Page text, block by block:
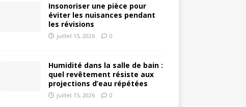
Insonoriser une pièce pour
éviter les nuisances pendant
les révisions
juillet 15, 2026 0
Humidité dans la salle de bain :
quel revêtement résiste aux
projections d’eau répétées
juillet 15, 2026 0